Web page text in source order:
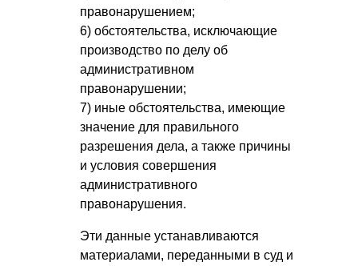
правонарушением;
6) обстоятельства, исключающие
производство по делу об
административном
правонарушении;
7) иные обстоятельства, имеющие
значение для правильного
разрешения дела, а также причины
и условия совершения
административного
правонарушения.
Эти данные устанавливаются
материалами, переданными в суд и